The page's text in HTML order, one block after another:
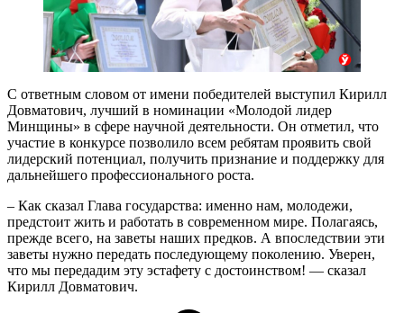
С ответным словом от имени победителей выступил Кирилл
Довматович, лучший в номинации «Молодой лидер
Минщины» в сфере научной деятельности. Он отметил, что
участие в конкурсе позволило всем ребятам проявить свой
лидерский потенциал, получить признание и поддержку для
дальнейшего профессионального роста.
– Как сказал Глава государства: именно нам, молодежи,
предстоит жить и работать в современном мире. Полагаясь,
прежде всего, на заветы наших предков. А впоследствии эти
заветы нужно передать последующему поколению. Уверен,
что мы передадим эту эстафету с достоинством! — сказал
Кирилл Довматович.